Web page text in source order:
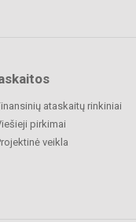
ataskaitų rinkiniai
pirkimai
veikla